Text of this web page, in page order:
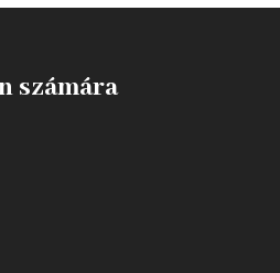
számára